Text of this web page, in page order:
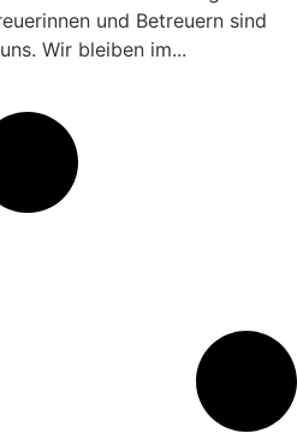
und Betreuern sind
Wir bleiben im...